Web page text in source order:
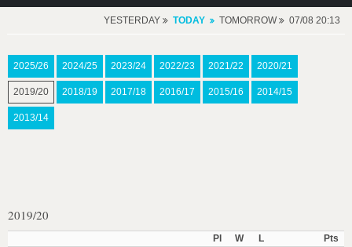
YESTERDAY TODAY TOMORROW 07/08 20:13
2025/26 2024/25 2023/24 2022/23 2021/22 2020/21
2019/20 2018/19 2017/18 2016/17 2015/16 2014/15
2013/14
2019/20
Pl W L
Pts